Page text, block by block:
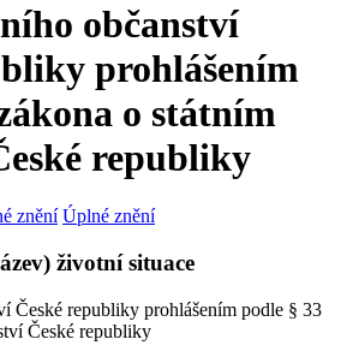
občanství
prohlášením
o státním
republiky
znění Úplné znění
životní situace
České republiky prohlášením podle § 33
České republiky